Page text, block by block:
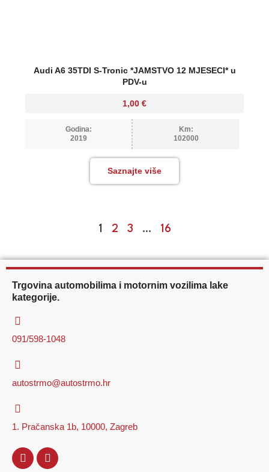
Audi A6 35TDI S-Tronic *JAMSTVO 12 MJESECI* u
PDV-u
1,00 €
Godina:
2019
Km:
102000
Saznajte više
1 2 3 … 16
Trgovina automobilima i motornim vozilima lake
kategorije.
091/598-1048
autostrmo@autostrmo.hr
1. Pračanska 1b, 10000, Zagreb